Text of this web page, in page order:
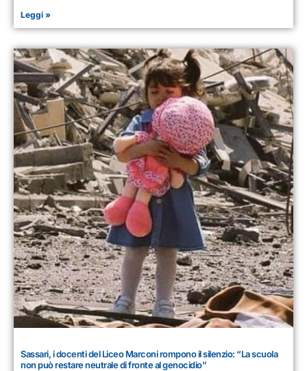
Leggi »
Sassari, i docenti del Liceo Marconi rompono il silenzio: “La scuola
non può restare neutrale di fronte al genocidio”